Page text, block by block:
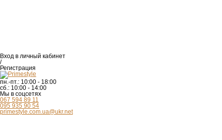
Вход в личный кабинет
/
Регистрация
пн.-пт.: 10:00 - 18:00
сб.: 10:00 - 14:00
Мы в соцсетях
067 594 89 11
095 935 90 54
primestyle.com.ua@ukr.net